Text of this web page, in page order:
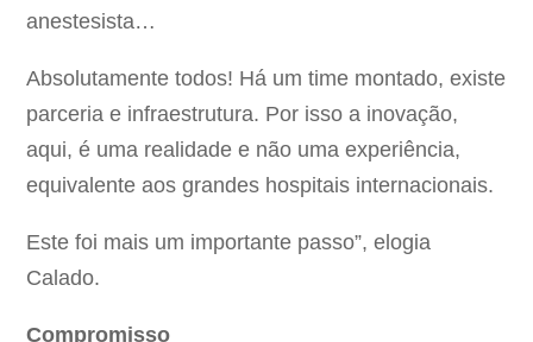
anestesista…
Absolutamente todos! Há um time montado, existe
parceria e infraestrutura. Por isso a inovação,
aqui, é uma realidade e não uma experiência,
equivalente aos grandes hospitais internacionais.
Este foi mais um importante passo”, elogia
Calado.
Compromisso